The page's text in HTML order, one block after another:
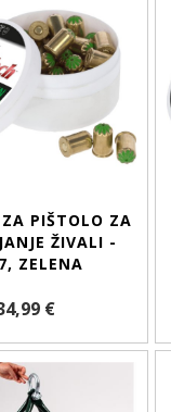
PIŠTOLO ZA
ŽIVALI -
ZELENA
€